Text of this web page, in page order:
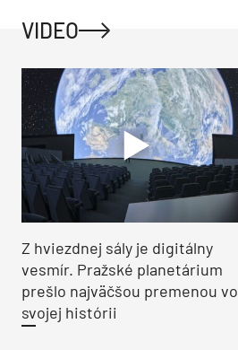
VIDEO
Z hviezdnej sály je digitálny
vesmír. Pražské planetárium
prešlo najväčšou premenou vo
svojej histórii